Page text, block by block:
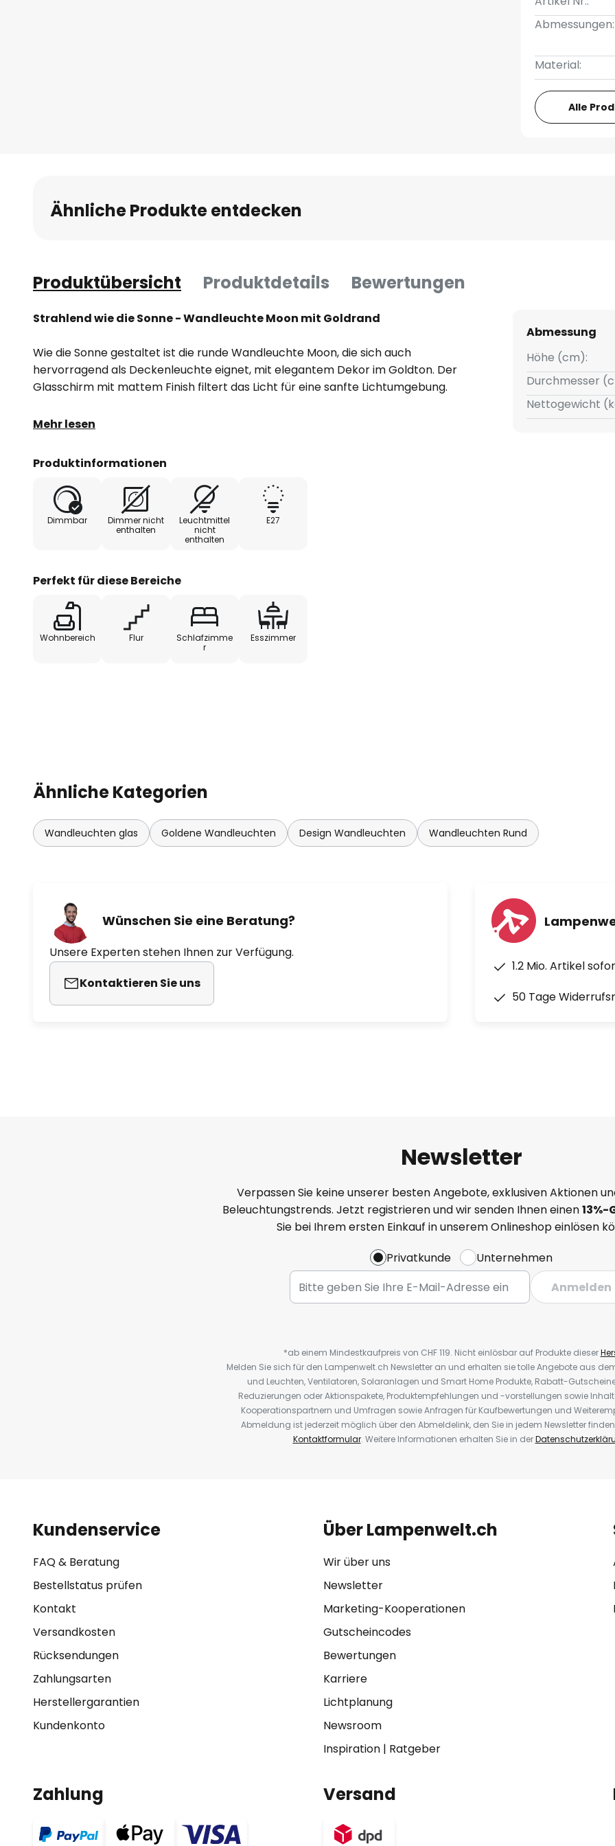
Abmessungen:
Material:
Alle
Ähnliche Produkte entdecken
Produktübersicht Produktdetails Bewertungen
Strahlend wie die Sonne - Wandleuchte Moon mit Goldrand
Wie die Sonne gestaltet ist die runde Wandleuchte Moon, die sich auch
hervorragend als Deckenleuchte eignet, mit elegantem Dekor im Goldton. Der
Glasschirm mit mattem Finish filtert das Licht für eine sanfte Lichtumgebung.
Moon überzeugt mit geometrischen Formen, minimalistischem Design des
einzigartigen Lichtobjekt für Flure, Wohnräume oder auch das Schlafzimmer
wird.
Mehr lesen
Produktinformationen
Dimmbar
Dimmer nicht
enthalten
Leuchtmittel
nicht
enthalten
E27
Perfekt für diese Bereiche
Wohnbereich Flur
Schlafzimme
r
Esszimmer
Abmessung
Höhe (cm):
Durchmesser
Nettogewicht
Ähnliche Kategorien
Wandleuchten glas Goldene Wandleuchten Design Wandleuchten Wandleuchten Rund
Wünschen Sie eine Beratung?
Unsere Experten stehen Ihnen zur Verfügung.
Kontaktieren Sie uns
1.2 Mio. Artikel
50 Tage
Newsletter
Verpassen Sie keine unserer besten Angebote, exklusiven Aktionen
Beleuchtungstrends. Jetzt registrieren und wir senden Ihnen einen13%-
Sie bei Ihrem ersten Einkauf in unserem Onlineshop einlösen
Privatkunde
Unternehmen
Anmelden
*ab einem Mindestkaufpreis von CHF 119. Nicht einlösbar auf Produkte dieser
Melden Sie sich für den Lampenwelt.ch Newsletter an und erhalten sie tolle Angebote aus
und Leuchten, Ventilatoren, Solaranlagen und Smart Home Produkte, Rabatt-
Reduzierungen oder Aktionspakete, Produktempfehlungen und -vorstellungen sowie
Kooperationspartnern und Umfragen sowie Anfragen für Kaufbewertungen und
Abmeldung ist jederzeit möglich über den Abmeldelink, den Sie in jedem Newsletter
Kontaktformular. Weitere Informationen erhalten Sie in der
Kundenservice
FAQ & Beratung
Bestellstatus prüfen
Kontakt
Versandkosten
Rücksendungen
Zahlungsarten
Herstellergarantien
Kundenkonto
Über Lampenwelt.ch
Wir über uns
Newsletter
Marketing-Kooperationen
Gutscheincodes
Bewertungen
Karriere
Lichtplanung
Newsroom
Inspiration| Ratgeber
Zahlung Versand